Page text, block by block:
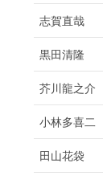
志賀直哉
黒田清隆
芥川龍之介
小林多喜二
田山花袋